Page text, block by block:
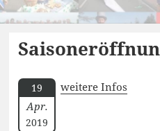
19
Apr.
2019
weitere Infos